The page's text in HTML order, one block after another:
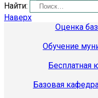
Найти:
Наверх
Оценка
Обучение
Бесплатная
Базовая